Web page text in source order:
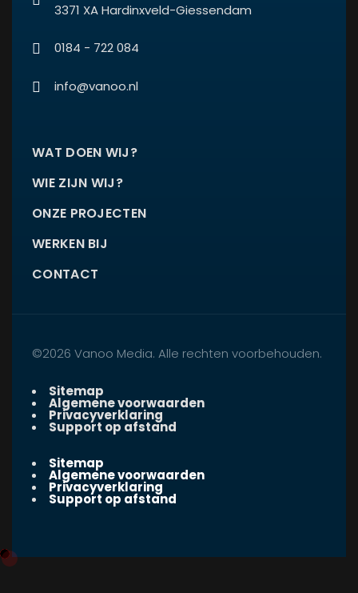
3371 XA Hardinxveld-Giessendam
0184 - 722 084
info@vanoo.nl
WAT DOEN WIJ?
WIE ZIJN WIJ?
ONZE PROJECTEN
WERKEN BIJ
CONTACT
©2026 Vanoo Media. Alle rechten voorbehouden.
Sitemap
Algemene voorwaarden
Privacyverklaring
Support op afstand
Sitemap
Algemene voorwaarden
Privacyverklaring
Support op afstand